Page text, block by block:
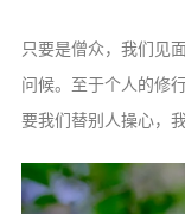
只要是僧众，我们见
问候。至于个人的修行
要我们替别人操心，